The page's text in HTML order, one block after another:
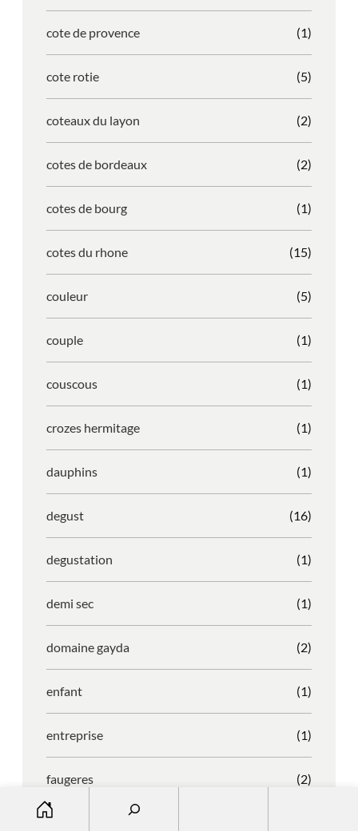
cote de provence (1)
cote rotie (5)
coteaux du layon (2)
cotes de bordeaux (2)
cotes de bourg (1)
cotes du rhone (15)
couleur (5)
couple (1)
couscous (1)
crozes hermitage (1)
dauphins (1)
degust (16)
degustation (1)
demi sec (1)
domaine gayda (2)
enfant (1)
entreprise (1)
faugeres (2)
faustino